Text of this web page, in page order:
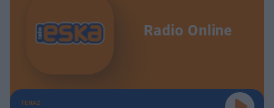
Radio Online
TERAZ